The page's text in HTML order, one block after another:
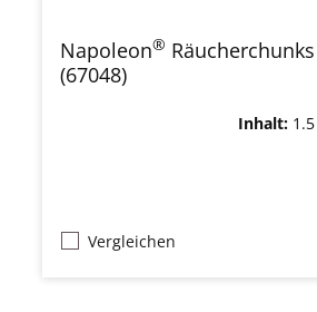
Napoleon®
(67048)
Inhalt:
Vergleichen